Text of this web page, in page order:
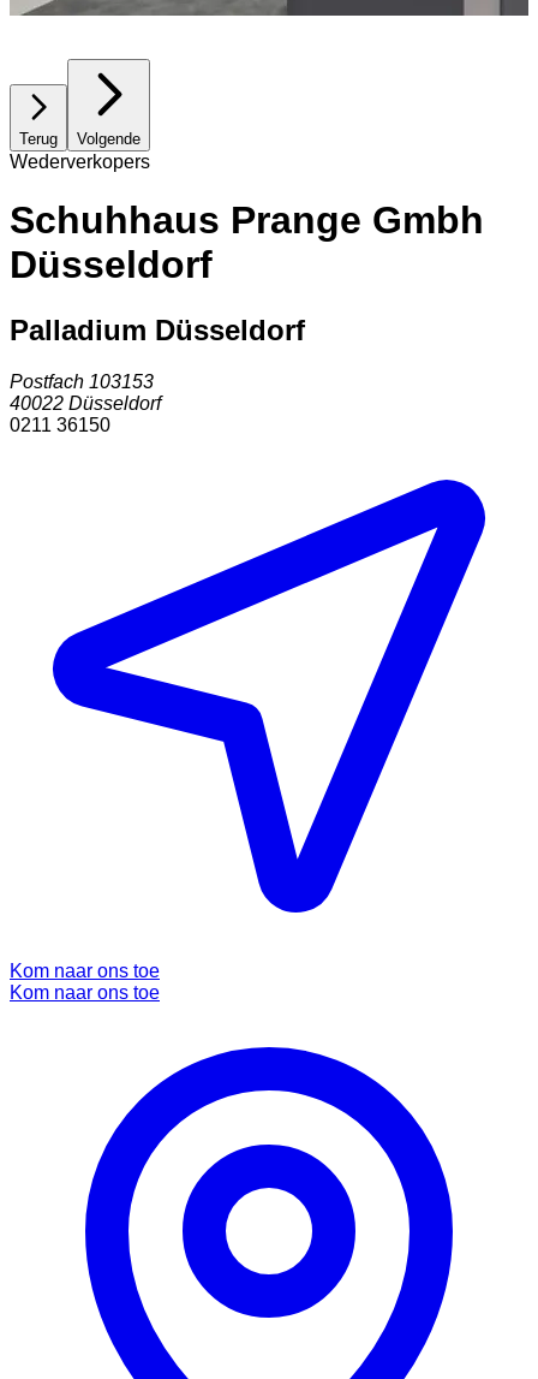
Terug Volgende
Wederverkopers
Schuhhaus Prange Gmbh
Düsseldorf
Palladium Düsseldorf
Postfach 103153
40022 Düsseldorf
0211 36150
Kom naar ons toe
Kom naar ons toe